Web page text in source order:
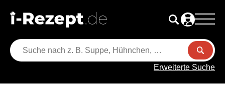
Erweiterte Suche